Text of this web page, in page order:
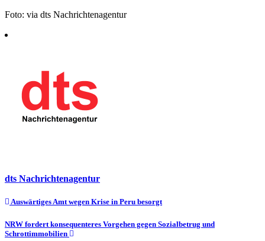
Foto: via dts Nachrichtenagentur
dts Nachrichtenagentur
Beitragsnavigation
Auswärtiges Amt wegen Krise in Peru besorgt
NRW fordert konsequenteres Vorgehen gegen Sozialbetrug und
Schrottimmobilien